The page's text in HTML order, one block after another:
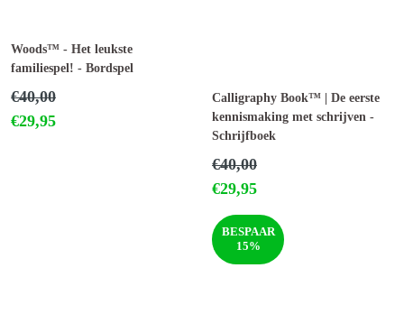
Woods™ - Het leukste
familiespel! - Bordspel
Normale
€40,00
€29,95
Calligraphy Book™ | De eerste
kennismaking met schrijven -
Schrijfboek
Normale
€40,00
€29,95
BESPAAR
15%